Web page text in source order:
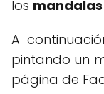
los
A
pintando un
página de